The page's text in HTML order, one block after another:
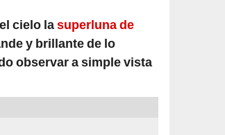
cielo lasuperluna de
y brillante de lo
observar a simple vista